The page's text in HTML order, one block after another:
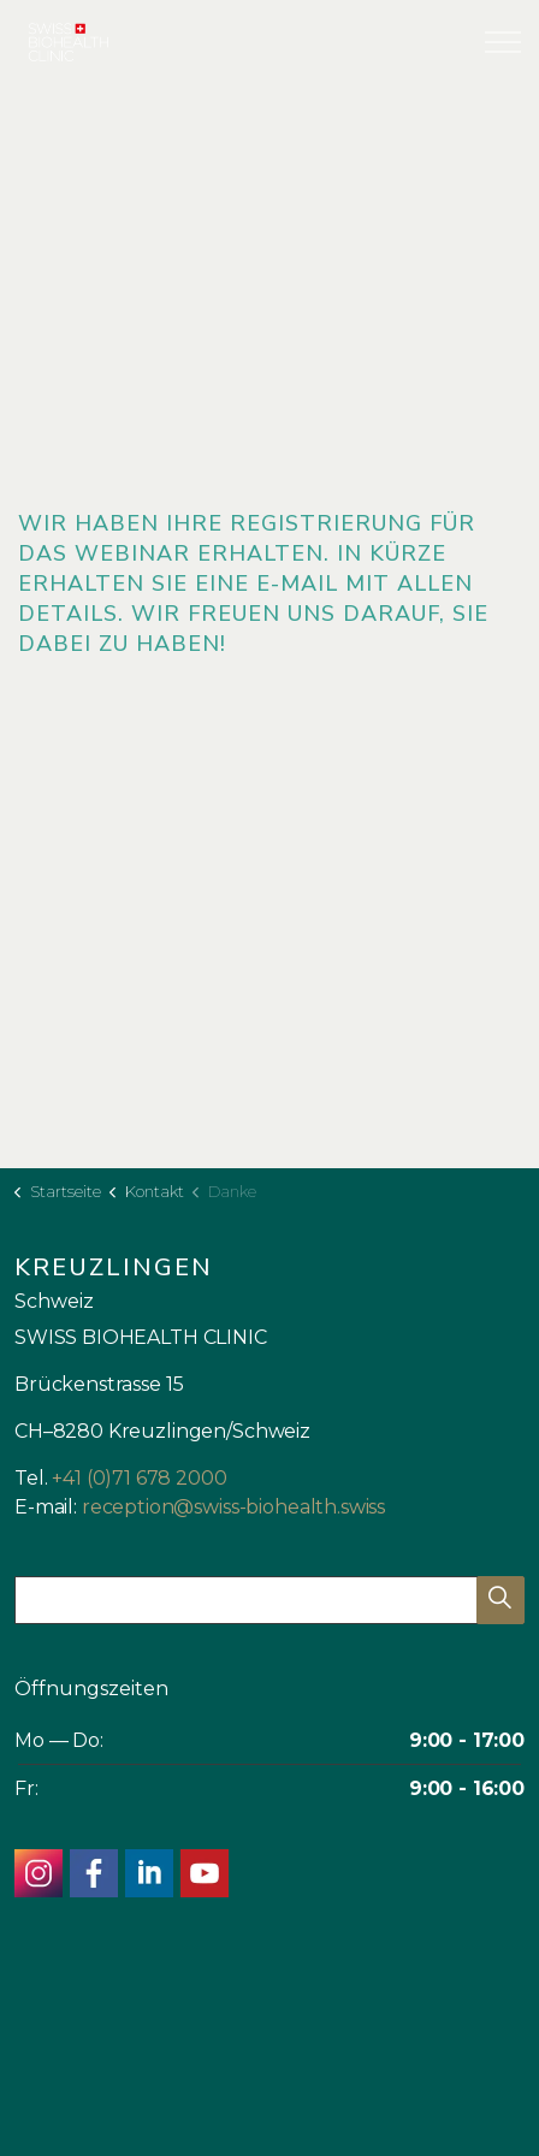
WIR HABEN IHRE REGISTRIERUNG FÜR
DAS WEBINAR ERHALTEN. IN KÜRZE
ERHALTEN SIE EINE E-MAIL MIT ALLEN
DETAILS. WIR FREUEN UNS DARAUF, SIE
DABEI ZU HABEN!
Startseite Kontakt Danke
KREUZLINGEN
Schweiz
SWISS BIOHEALTH CLINIC
Brückenstrasse 15
CH–8280 Kreuzlingen/Schweiz
Tel. +41 (0)71 678 2000
E-mail: reception@swiss-biohealth.swiss
Öffnungszeiten
Mo — Do: 9:00 - 17:00
Fr: 9:00 - 16:00